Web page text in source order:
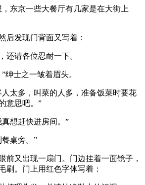
东京一些大餐厅有几家是在大街上
后发现门背面又写着：
还请各位忍耐一下。
绅士之一皱着眉头。
太多，叫菜的人多，准备饭菜时要花
意思吧。”
想赶快进房间。”
桌旁。”
前又出现一扇门。门边挂着一面镜子，
刷。门上用红色字体写着：